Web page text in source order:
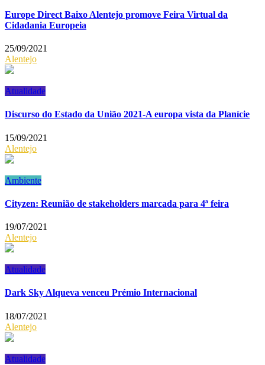
Europe Direct Baixo Alentejo promove Feira Virtual da
Cidadania Europeia
25/09/2021
Alentejo
Atualidade
Discurso do Estado da União 2021-A europa vista da Planície
15/09/2021
Alentejo
Ambiente
Cityzen: Reunião de stakeholders marcada para 4ª feira
19/07/2021
Alentejo
Atualidade
Dark Sky Alqueva venceu Prémio Internacional
18/07/2021
Alentejo
Atualidade